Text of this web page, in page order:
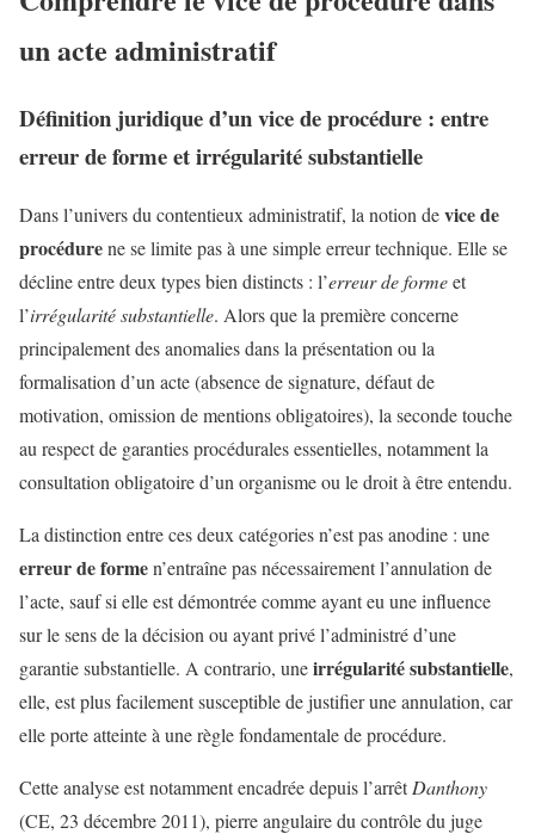
un acte administratif
Définition juridique d’un vice de procédure : entre
erreur de forme et irrégularité substantielle
Dans l’univers du contentieux administratif, la notion device de
procédurene se limite pas à une simple erreur technique. Elle se
décline entre deux types bien distincts : l’erreur de formeet
l’irrégularité substantielle. Alors que la première concerne
principalement des anomalies dans la présentation ou la
formalisation d’un acte (absence de signature, défaut de
motivation, omission de mentions obligatoires), la seconde touche
au respect de garanties procédurales essentielles, notamment la
consultation obligatoire d’un organisme ou le droit à être entendu.
La distinction entre ces deux catégories n’est pas anodine : une
erreur de formen’entraîne pas nécessairement l’annulation de
l’acte, sauf si elle est démontrée comme ayant eu une influence
sur le sens de la décision ou ayant privé l’administré d’une
garantie substantielle. A contrario, uneirrégularité substantielle,
elle, est plus facilement susceptible de justifier une annulation, car
elle porte atteinte à une règle fondamentale de procédure.
Cette analyse est notamment encadrée depuis l’arrêtDanthony
(CE, 23 décembre 2011), pierre angulaire du contrôle du juge